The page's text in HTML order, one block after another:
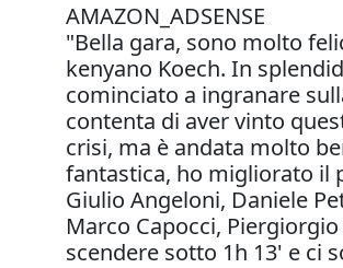
AMAZON_ADSENSE
"Bella gara, sono molto
kenyano Koech. In
cominciato a ingranare
contenta di aver vinto
crisi, ma è andata molto
fantastica, ho migliorato il
Giulio Angeloni, Daniele
Marco Capocci,
scendere sotto 1h 13' e ci